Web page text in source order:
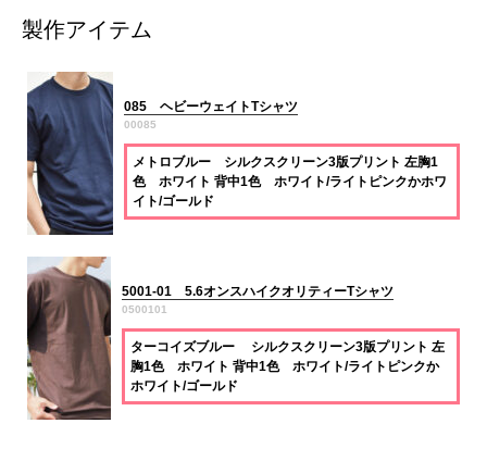
製作アイテム
085 ヘビーウェイトTシャツ
00085
メトロブルー シルクスクリーン3版プリント 左胸1
色 ホワイト 背中1色 ホワイト/ライトピンクかホワ
イト/ゴールド
5001-01 5.6オンスハイクオリティーTシャツ
0500101
ターコイズブルー シルクスクリーン3版プリント 左
胸1色 ホワイト 背中1色 ホワイト/ライトピンクか
ホワイト/ゴールド